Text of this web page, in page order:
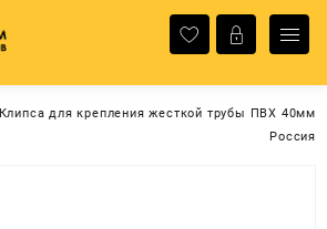
Клипса для крепления жесткой трубы ПВХ 40мм
Россия